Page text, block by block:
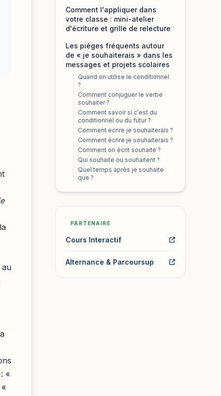
au
«
Comment l'appliquer dans
votre classe : mini-atelier
d'écriture et grille de relecture
Les pièges fréquents autour
de « je souhaiterais » dans les
messages et projets scolaires
Quand on utilise le conditionnel
?
Comment conjuguer le verbe
souhaiter ?
Comment savoir si c'est du
conditionnel ou du futur ?
Comment ecrire je souhaiterais ?
Comment écrire je souhaiterais ?
Comment on écrit souhaite ?
Qui souhaite ou souhaitent ?
Quel temps après je souhaite
que ?
PARTENAIRE
Cours Interactif
Alternance & Parcoursup